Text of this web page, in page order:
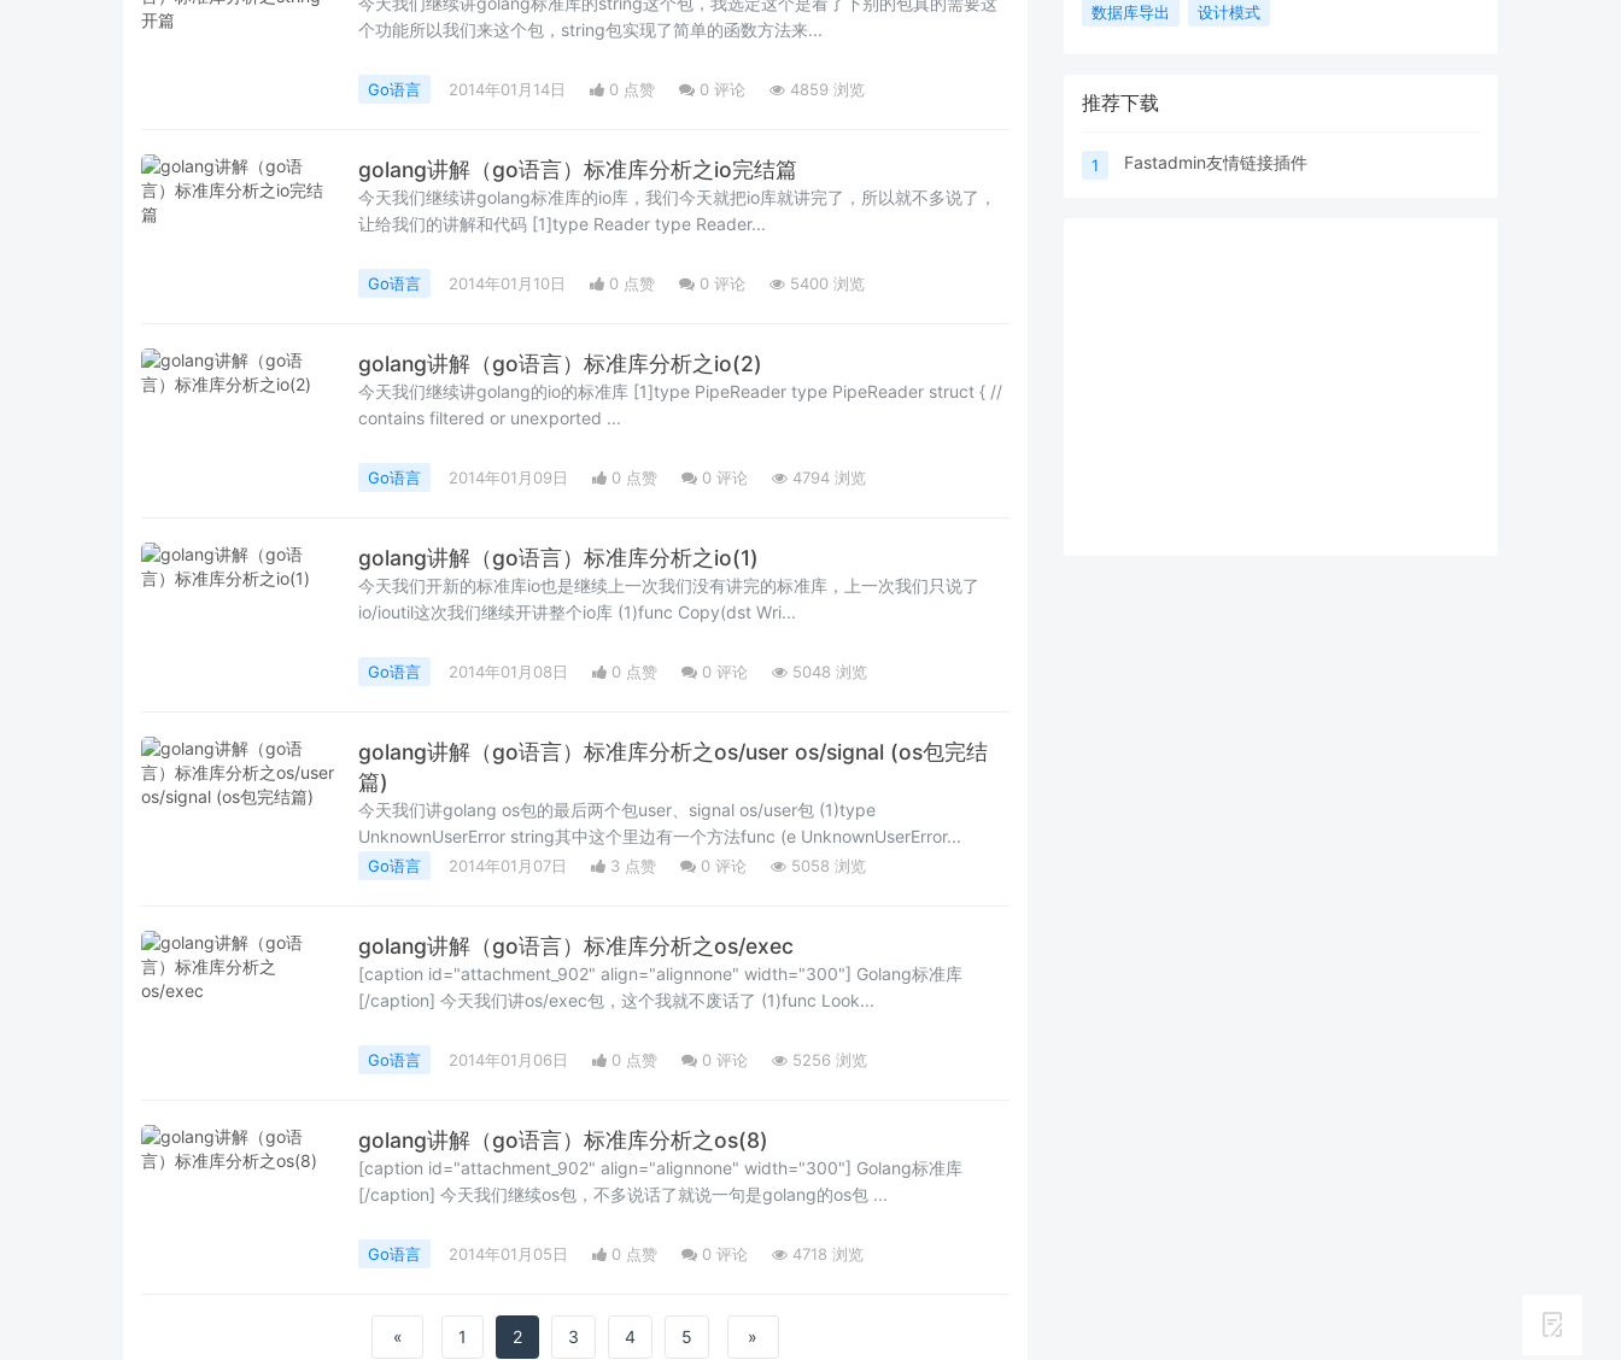
个功能所以我们来这个包，string包实现了简单的函数方法来...
Go语言 2014年01月14日 0 点赞 0 评论 4859 浏览
golang讲解（go语言）标准库分析之io完结篇
今天我们继续讲golang标准库的io库，我们今天就把io库就讲完了，所以就不多说了，
让给我们的讲解和代码 [1]type Reader type Reader...
Go语言 2014年01月10日 0 点赞 0 评论 5400 浏览
golang讲解（go语言）标准库分析之io(2)
今天我们继续讲golang的io的标准库 [1]type PipeReader type PipeReader struct { //
contains filtered or unexported ...
Go语言 2014年01月09日 0 点赞 0 评论 4794 浏览
golang讲解（go语言）标准库分析之io(1)
今天我们开新的标准库io也是继续上一次我们没有讲完的标准库，上一次我们只说了
io/ioutil这次我们继续开讲整个io库 (1)func Copy(dst Wri...
Go语言 2014年01月08日 0 点赞 0 评论 5048 浏览
golang讲解（go语言）标准库分析之os/user os/signal (os包完结
篇)
今天我们讲golang os包的最后两个包user、signal os/user包 (1)type
UnknownUserError string其中这个里边有一个方法func (e UnknownUserError...
Go语言 2014年01月07日 3 点赞 0 评论 5058 浏览
golang讲解（go语言）标准库分析之os/exec
[caption id="attachment_902" align="alignnone" width="300"] Golang标准库
[/caption] 今天我们讲os/exec包，这个我就不废话了 (1)func Look...
Go语言 2014年01月06日 0 点赞 0 评论 5256 浏览
golang讲解（go语言）标准库分析之os(8)
[caption id="attachment_902" align="alignnone" width="300"] Golang标准库
[/caption] 今天我们继续os包，不多说话了就说一句是golang的os包 ...
Go语言 2014年01月05日 0 点赞 0 评论 4718 浏览
« 1 2 3 4 5 »
数据库导出
设计模式
推荐下载
1 Fastadmin友情链接插件